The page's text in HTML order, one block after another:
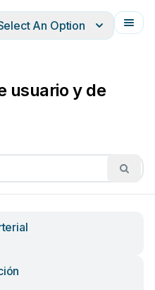
Français
An Option
usuario y de